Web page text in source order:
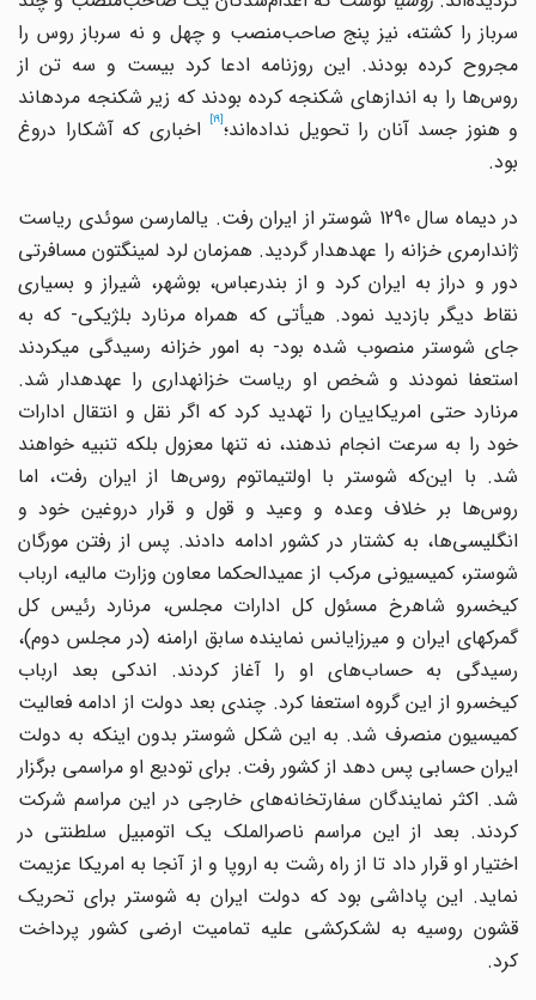
سرباز را کشته، نیز پنج صاحب‌منصب و چهل و نه سرباز روس را
مجروح کرده بودند. این روزنامه ادعا کرد بیست و سه تن از
روس‌ها را به اندازه‎ای شکنجه کرده بودند که زیر شکنجه مرده‎اند
و هنوز جسد آنان را تحویل نداده‌اند؛[19]
اخباری که آشکارا دروغ
بود.
در دیماه سال 1290 شوستر از ایران رفت. یالمارسن سوئدی ریاست
ژاندارمری خزانه را عهده‎دار گردید. همزمان لرد لمینگتون مسافرتی
دور و دراز به ایران کرد و از بندرعباس، بوشهر، شیراز و بسیاری
نقاط دیگر بازدید نمود. هیأتی که همراه مرنارد بلژیکی- که به
جای شوستر منصوب شده بود- به امور خزانه رسیدگی می‎کردند
استعفا نمودند و شخص او ریاست خزانه‎داری را عهده‎دار شد.
مرنارد حتی امریکاییان را تهدید کرد که اگر نقل و انتقال ادارات
خود را به سرعت انجام ندهند، نه تنها معزول بلکه تنبیه خواهند
شد. با این‌که شوستر با اولتیماتوم روس‌ها از ایران رفت، اما
روس‌ها بر خلاف وعده و وعید و قول و قرار دروغین خود و
انگلیسی‌ها، به کشتار در کشور ادامه دادند. پس از رفتن مورگان
شوستر، کمیسیونی مرکب از عمید‌الحکما معاون وزارت مالیه، ارباب
کیخسرو شاهرخ مسئول کل ادارات مجلس، مرنارد رئیس کل
گمرکهای ایران و میرزایانس نماینده سابق ارامنه (در مجلس دوم)،
رسیدگی به حساب‌های او را آغاز کردند. اندکی بعد ارباب
کیخسرو از این گروه استعفا کرد. چندی بعد دولت از ادامه فعالیت
کمیسیون منصرف شد. به این شکل شوستر بدون اینکه به دولت
ایران حسابی پس دهد از کشور رفت. برای تودیع او مراسمی برگزار
شد. اکثر نمایندگان سفارتخانه‌های خارجی در این مراسم شرکت
کردند. بعد از این مراسم ناصرالملک یک اتومبیل سلطنتی در
اختیار او قرار داد تا از راه رشت به اروپا و از آنجا به امریکا عزیمت
نماید. این پاداشی بود که دولت ایران به شوستر برای تحریک
قشون روسیه به لشکرکشی علیه تمامیت ارضی کشور پرداخت
کرد.